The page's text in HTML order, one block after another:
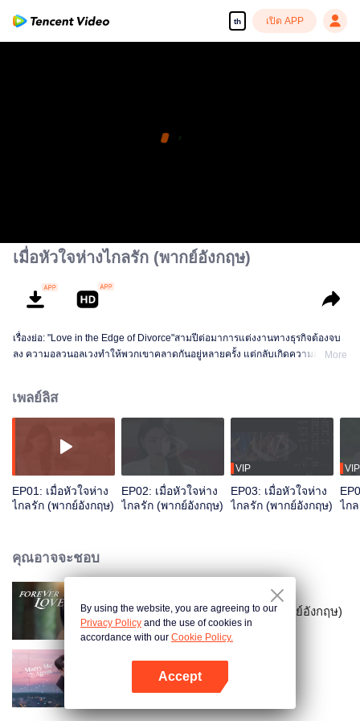
th เปิด APP
เมื่อหัวใจห่างไกลรัก (พากย์อังกฤษ)
เรื่องย่อ: "Love in the Edge of Divorce"สามปีต่อมาการแต่งงานทางธุรกิจต้องจบ
ลง ความอลวนอลเวงทำให้พวกเขาคลาดกันอยู่หลายครั้ง แต่กลับเกิดความสัมพันธ์
เพนนีและเธอกำลังตั้งครรภ์
More
เพลย์ลิส
EP01: เมื่อหัวใจห่าง
ไกลรัก (พากย์อังกฤษ)
EP02: เมื่อหัวใจห่าง
ไกลรัก (พากย์อังกฤษ)
VIP
EP03: เมื่อหัวใจห่าง
ไกลรัก (พากย์อังกฤษ)
VIP
ไก
คุณอาจจะชอบ
รักวุ่นวายของนายบอดี้การ์ด (พากย์อังกฤษ)
แต่งอีกครั้งให้รักเราเป็นนิรันดร์
By using the website, you are agreeing to our
Privacy Policy and the use of cookies in
accordance with our Cookie Policy.
Accept